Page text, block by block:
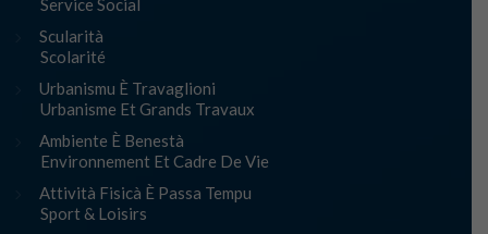
Service Social
Scularità
Scolarité
Urbanismu È Travaglioni
Urbanisme Et Grands Travaux
Ambiente È Benestà
Environnement Et Cadre De Vie
Attività Fisicà È Passa Tempu
Sport & Loisirs